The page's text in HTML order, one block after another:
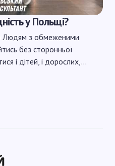
у Польщі?
Людям з обмеженими
без сторонньої
і дітей, і дорослих,…